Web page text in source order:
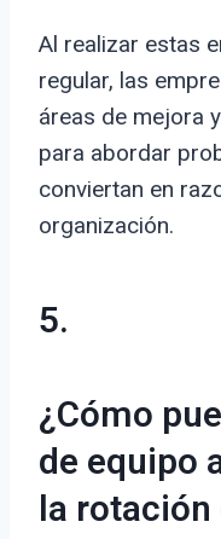
Al realizar estas
regular, las
áreas de mejora
para abordar
conviertan en
organización.
5.
¿Cómo
de equipo
la